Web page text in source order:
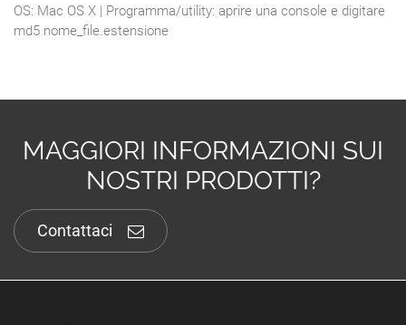
OS: Mac OS X | Programma/utility: aprire una console e digitare
md5 nome_file.estensione
MAGGIORI INFORMAZIONI SUI
NOSTRI PRODOTTI?
Contattaci